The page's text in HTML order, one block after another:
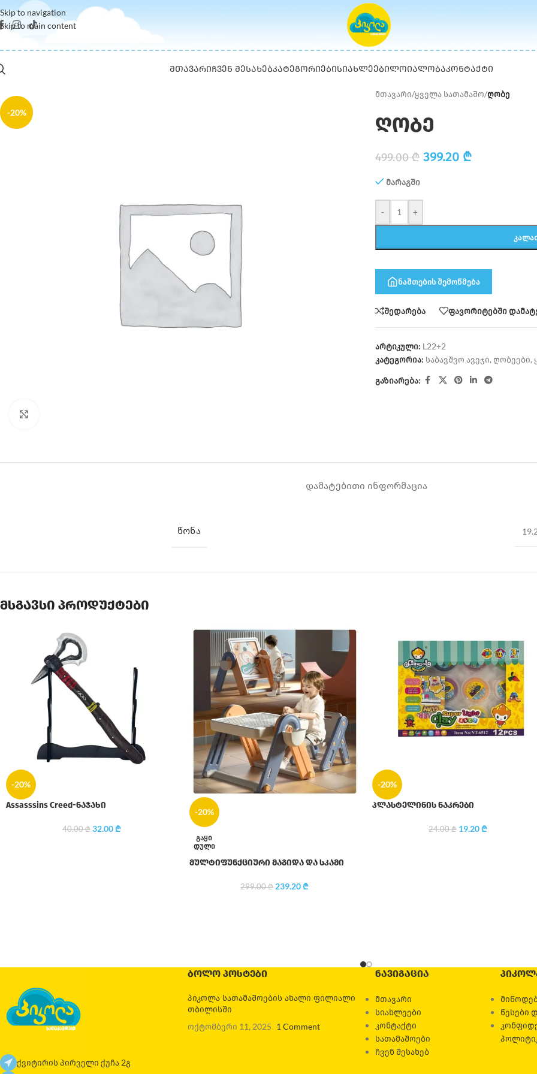
Skip to navigation
Skip to main content
ᲛᲗᲐᲕᲐᲠᲘᲩᲕᲔᲜ ᲨᲔᲡᲐᲮᲔᲑᲙᲐᲢᲔᲒᲝᲠᲘᲔᲑᲘᲡᲘᲐᲮᲚᲔᲔᲑᲘᲚᲝᲘᲐᲚᲝᲑᲐᲙᲝᲜᲢᲐᲥᲢᲘ
-20%
მთავარი/ყველა სათამაშო/ღობე
ღობე
499.00₾ 399.20 ₾
მარაგში
- +
ნაშთების შემოწმება
შედარება ფავორიტებში
არტიკული: L22+2
კატეგორია: საბავშვო ავეჯი, ღობეები,
გაზიარება:
ᲓᲐᲛᲐᲢᲔᲑᲘᲗᲘ ᲘᲜᲤᲝᲠᲛᲐᲪᲘᲐ
ᲬᲝᲜᲐ
მსგავსი პროდუქტები
-20%
Assasssins Creed-ნაჯახი
40.00₾ 32.00₾
-20%
ᲒᲐᲧᲘ
ᲓᲣᲚᲘ
მულტიფუნქციური მაგიდა და სკამი
299.00₾ 239.20₾
-20%
პლასტელინის ნაკრები
24.00₾ 19.20₾
ქვიტირის პირველი ქუჩა 2გ
ᲑᲝᲚᲝ ᲞᲝᲡᲢᲔᲑᲘ
პიკოლა სათამაშოების ახალი ფილიალი
თბილისში
ოქტომბერი 11, 2025 1 Comment
ᲜᲐᲕᲘᲒᲐᲪᲘᲐ
მთავარი
სიახლეები
კონტაქტი
სათამაშოები
ჩვენ შესახებ
წესები